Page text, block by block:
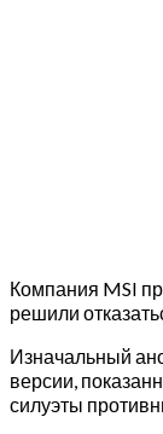
Компания MSI
решили
Изначальный
версии,
силуэты